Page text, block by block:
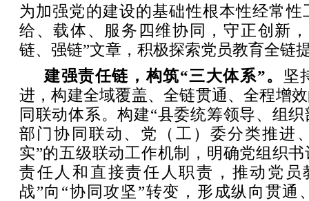
为加强党的建设的基础性根本性经常性
给、载体、服务四维协同，守正创新
链、强链”文章，积极探索党员教育全链
建强责任链，构筑“三大体系”。 坚
进，构建全域覆盖、全链贯通、全程增
同联动体系。构建“县委统筹领导、组
部门协同联动、党（工）委分类推进
实”的五级联动工作机制，明确党组织
责任人和直接责任人职责，推动党员
战”向“协同攻坚”转变，形成纵向贯通